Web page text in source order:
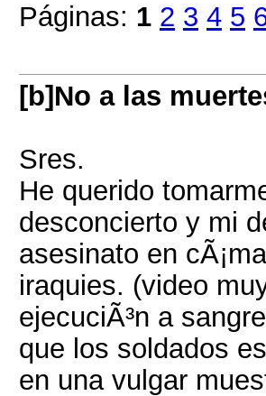
Páginas: 1 2 3 4 5
[b]No a las
Sres.
He querido
desconcierto y mi
asesinato en
iraquies. (video
ejecuciÃ³n a
que los soldados
en una vulgar